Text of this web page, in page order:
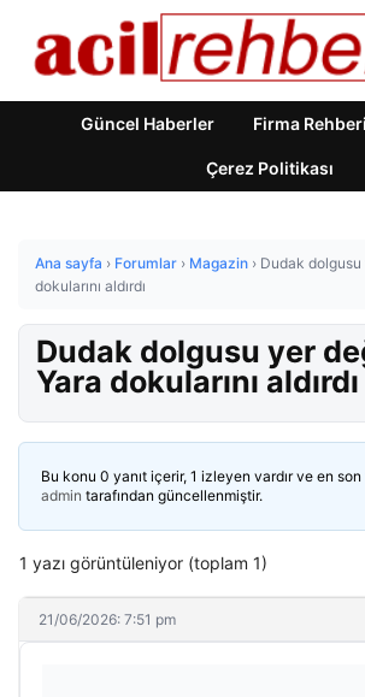
Güncel Haberler Firma Rehberi
Çerez Politikası
Ana sayfa › Forumlar › Magazin › Dudak
dokularını aldırdı
Dudak dolgusu yer
Yara dokularını aldırdı
Bu konu 0 yanıt içerir, 1 izleyen vardır ve en son
admin tarafından güncellenmiştir.
1 yazı görüntüleniyor (toplam 1)
21/06/2026: 7:51 pm